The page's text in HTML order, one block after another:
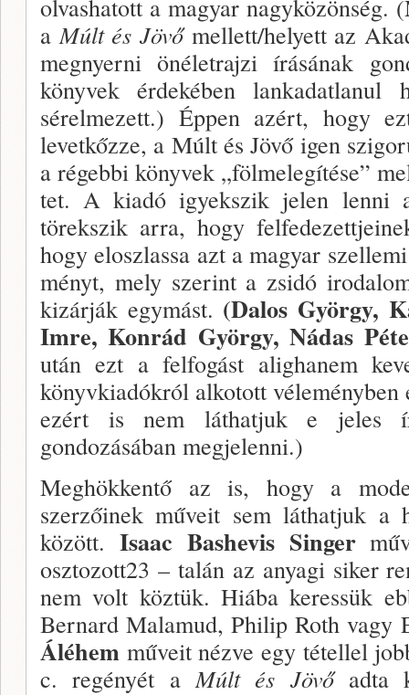
olvashatott a magyar nagyközönség.
a Múlt és Jövőmellett/helyett az
megnyerni önélet­rajzi írásának
könyvek érdekében lankadatla­nul
sérel­mezett.) Éppen azért, hogy
levetkőzze, a Múlt és Jövő igen
a régebbi könyvek „fölmelegí­tése”
tet. A kiadó igyekszik jelen lenni
törekszik arra, hogy
hogy eloszlassa azt a magyar
ményt, mely szerint a zsidó
kizárják egy­mást. (Dalos György,
Imre, Konrád György, Nádas
után ezt a felfogást aligha­nem
könyvkiadókról alkotott
ezért is nem láthatjuk e jeles
gondozásában megjelenni.)
Meghökkentő az is, hogy a
szerzőinek műve­it sem láthatjuk a
között. Isaac Bashevis Singer
osztozott23 – talán az anyagi siker
nem volt köztük. Hiába keressük
Bernard Malamud, Philip Roth
Álé­hem műveit nézve egy tétellel
c. regényét a Múlt és Jövőadta